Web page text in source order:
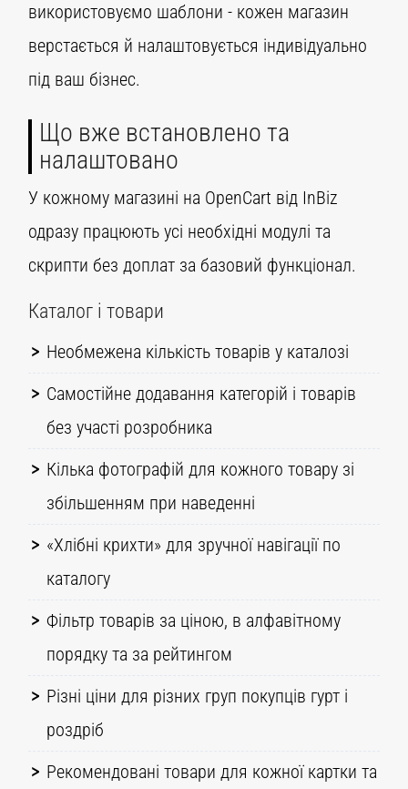
використовуємо шаблони - кожен магазин
верстається й налаштовується індивідуально
під ваш бізнес.
Що вже встановлено та
налаштовано
У кожному магазині на OpenCart від InBiz
одразу працюють усі необхідні модулі та
скрипти без доплат за базовий функціонал.
Каталог і товари
Необмежена кількість товарів у каталозі
Самостійне додавання категорій і товарів
без участі розробника
Кілька фотографій для кожного товару зі
збільшенням при наведенні
«Хлібні крихти» для зручної навігації по
каталогу
Фільтр товарів за ціною, в алфавітному
порядку та за рейтингом
Різні ціни для різних груп покупців гурт і
роздріб
Рекомендовані товари для кожної картки та